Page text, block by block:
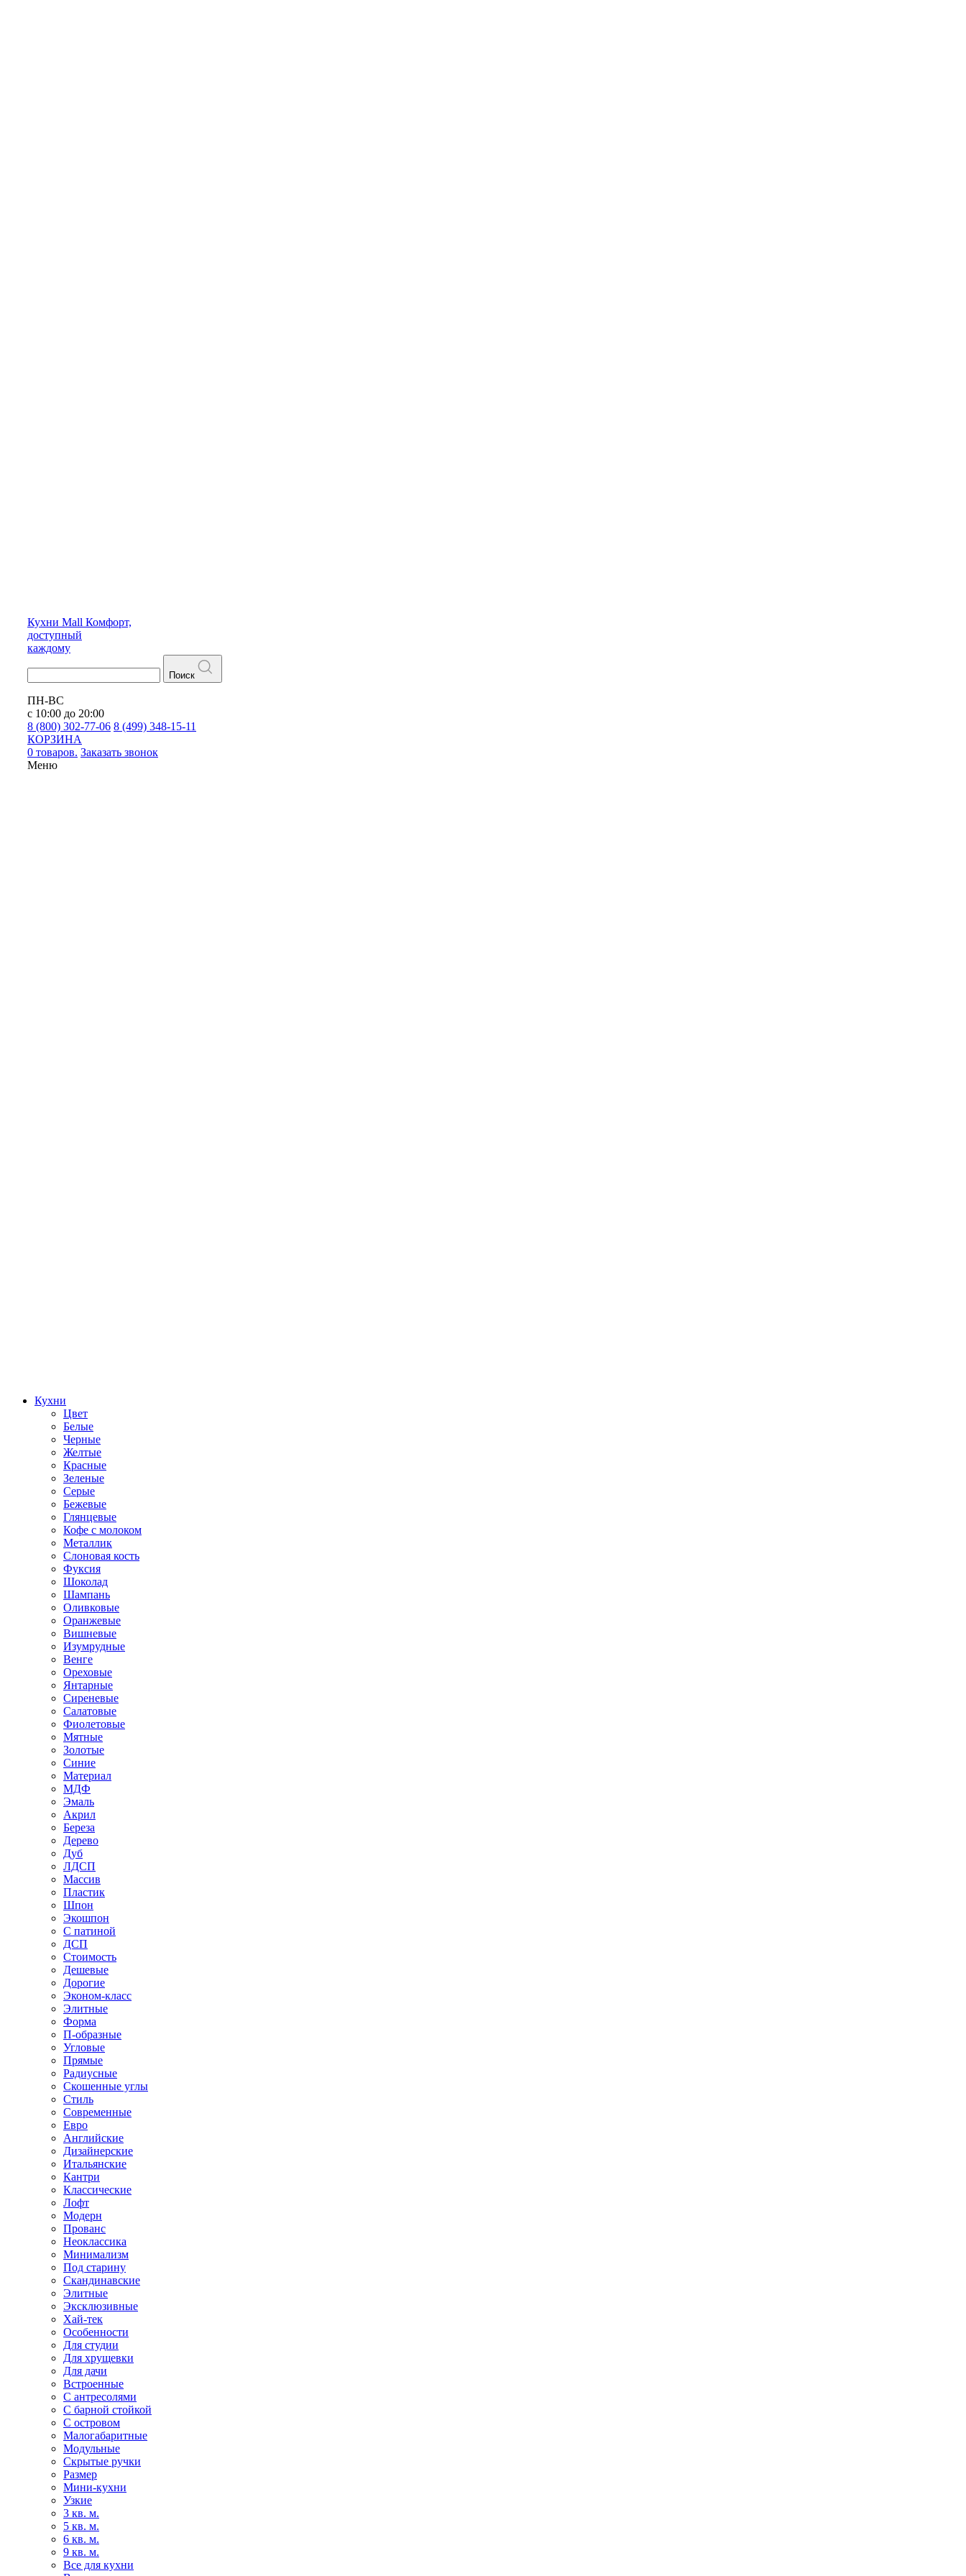
Кухни Mall Комфорт,
доступный
каждому
Поиск
ПН-ВС
с 10:00 до 20:00
8 (800) 302-77-06 8 (499) 348-15-11
КОРЗИНА
0 товаров. Заказать звонок
Меню
Кухни
Цвет
Белые
Черные
Желтые
Красные
Зеленые
Серые
Бежевые
Глянцевые
Кофе с молоком
Металлик
Слоновая кость
Фуксия
Шоколад
Шампань
Оливковые
Оранжевые
Вишневые
Изумрудные
Венге
Ореховые
Янтарные
Сиреневые
Салатовые
Фиолетовые
Мятные
Золотые
Синие
Материал
МДФ
Эмаль
Акрил
Береза
Дерево
Дуб
ЛДСП
Массив
Пластик
Шпон
Экошпон
С патиной
ДСП
Стоимость
Дешевые
Дорогие
Эконом-класс
Элитные
Форма
П-образные
Угловые
Прямые
Радиусные
Скошенные углы
Стиль
Современные
Евро
Английские
Дизайнерские
Итальянские
Кантри
Классические
Лофт
Модерн
Прованс
Неоклассика
Минимализм
Под старину
Скандинавские
Элитные
Эксклюзивные
Хай-тек
Особенности
Для студии
Для хрущевки
Для дачи
Встроенные
С антресолями
С барной стойкой
С островом
Малогабаритные
Модульные
Скрытые ручки
Размер
Мини-кухни
Узкие
3 кв. м.
5 кв. м.
6 кв. м.
9 кв. м.
Все для кухни